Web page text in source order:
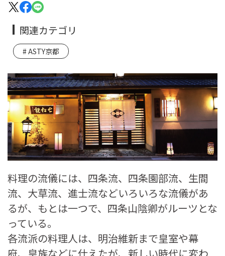
料理の流儀には、四条流、四条園部流、生間
流、大草流、進士流などいろいろな流儀があ
るが、もとは一つで、四条山陰卿がルーツとな
っている。
各流派の料理人は、明治維新まで皇室や幕
関連カテゴリ
ASTY京都